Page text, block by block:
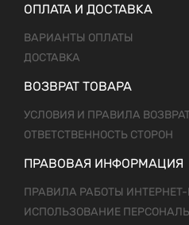
ОПЛАТА И ДОСТАВКА
ВАРИАНТЫ ОПЛАТЫ
ДОСТАВКА
ВОЗВРАТ ТОВАРА
УСЛОВИЯ И ПРАВИЛА
ОТВЕТСТВЕННОСТЬ СТОРОН
ПРАВОВАЯ ИНФОРМАЦИЯ
ПРАВИЛА РАБОТЫ
ИСПОЛЬЗОВАНИЕ